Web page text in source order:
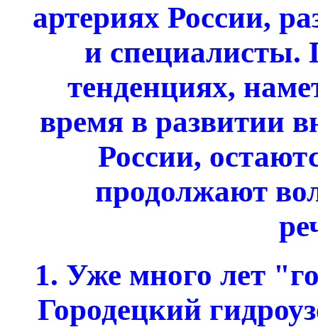
артериях России,
и специалисты.
тенденциях,
время в развитии
России,
продолжают
1. Уже много лет
Городецкий